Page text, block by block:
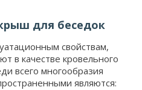
для беседок
свойствам,
в качестве кровельного
всего многообразия
являются: